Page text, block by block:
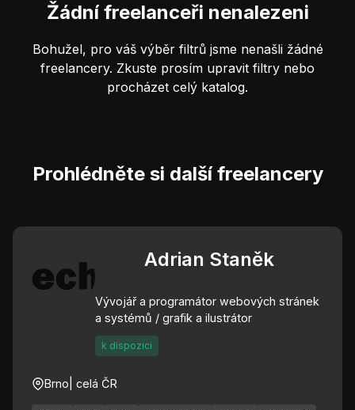
Žádní freelanceři nenalezeni
Bohužel, pro váš výběr filtrů jsme nenašli žádné
freelancery. Zkuste prosím upravit filtry nebo
procházet celý katalog.
Prohlédněte si další freelancery
Adrian Staněk
Vývojář a programátor webových stránek
a systémů / grafik a ilustrátor
k dispozici
Brno | celá ČR